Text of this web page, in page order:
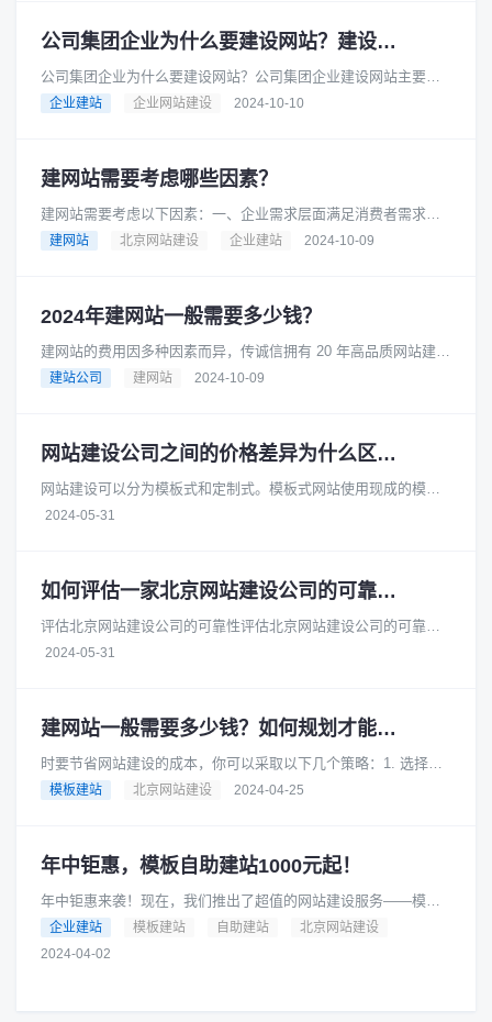
公司集团企业为什么要建设网站？建设网站的流程是怎样的？
公司集团企业为什么要建设网站？公司集团企业建设网站主要有
以下几个重要原因：在当今互联网时代，消费者从产品研究到查
企业建站 企业网站建设 2024-10-10
建网站需要考虑哪些因素？
建网站需要考虑以下因素：一、企业需求层面满足消费者需求：
在互联网时代，消费者在产品研究、查询地点和营业时间等方面
建网站 北京网站建设 企业建站 2024-10-09
2024年建网站一般需要多少钱？
建网站的费用因多种因素而异，传诚信拥有 20 年高品质网站建设
经验，是成熟可靠的网络品牌建设合作伙伴。在长期的发展过程
建站公司 建网站 2024-10-09
网站建设公司之间的价格差异为什么区别大
网站建设可以分为模板式和定制式。模板式网站使用现成的模板
进行搭建，成本较低，适合小型企业或个体户。而定制式网站则
2024-05-31
如何评估一家北京网站建设公司的可靠性和安全性
评估北京网站建设公司的可靠性评估北京网站建设公司的可靠性
时，您可以从以下几个方面进行考察：项目经验：查看公司的官
2024-05-31
建网站一般需要多少钱？如何规划才能节省成本？
时要节省网站建设的成本，你可以采取以下几个策略：1. 选择合
适的网站类型根据你的业务需求和预算，选择适合你的网站类
模板建站 北京网站建设 2024-04-25
年中钜惠，模板自助建站1000元起！
年中钜惠来袭！现在，我们推出了超值的网站建设服务——模板
自助建站，只需1000元起！是的，你没有听错，只要1000元，就
可以拥有一个专业的网......
企业建站 模板建站 自助建站
北京网站建设
2024-04-02